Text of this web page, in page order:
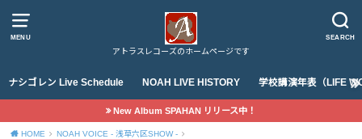
MENU SEARCH
アトラスレコーズのホームページです
ナシゴレン Live Schedule NOAH LIVE HISTORY 学校講演年表（LIFE
New Album SPAHAN リリース中！
HOME NOAH VOICE - 浅草六区SHOW -